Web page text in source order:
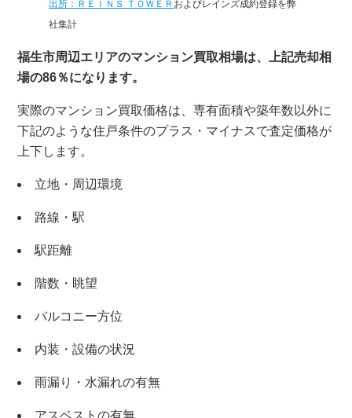
出所：ＲＥＩＮＳ ＴＯＷＥＲ およびレインズ成約登録を弊
社集計
福生市周辺エリアのマンション買取相場は、上記売却相
場の86％になります。
実際のマンション買取価格は、専有面積や築年数以外に
下記のような住戸条件のプラス・マイナスで査定価格が
上下します。
立地・周辺環境
路線・駅
駅距離
階数・眺望
バルコニー方位
内装・設備の状況
雨漏り・水漏れの有無